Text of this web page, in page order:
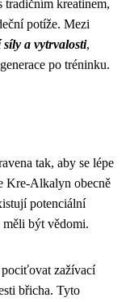
tradičním kreatinem,
potíže. Mezi
síly a vytrvalosti,
po tréninku.
tak, aby se lépe
Kre-Alkalyn obecně
potenciální
být vědomi.
zažívací
břicha. Tyto